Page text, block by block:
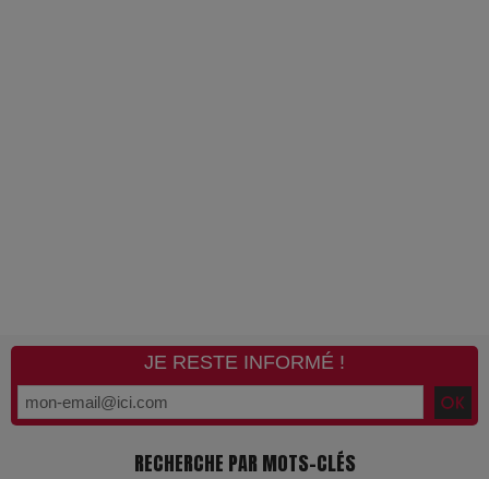
JE RESTE INFORMÉ !
RECHERCHE PAR MOTS-CLÉS